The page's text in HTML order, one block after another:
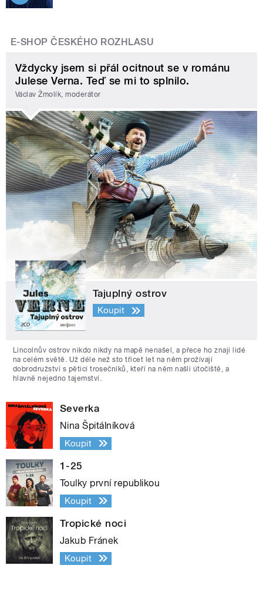
E-SHOP ČESKÉHO ROZHLASU
Vždycky jsem si přál ocitnout se v románu
Julese Verna. Teď se mi to splnilo.
Václav Žmolík, moderátor
Tajuplný ostrov
Koupit
Lincolnův ostrov nikdo nikdy na mapě nenašel, a přece ho znají lidé
na celém světě. Už déle než sto třicet let na něm prožívají
dobrodružství s pěticí trosečníků, kteří na něm našli útočiště, a
hlavně nejedno tajemství.
Severka
Nina Špitálníková
Koupit
1-25
Toulky první republikou
Koupit
Tropické noci
Jakub Fránek
Koupit